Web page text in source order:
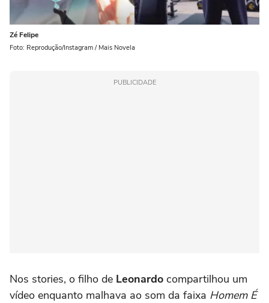
Zé Felipe
Foto: Reprodução/Instagram / Mais Novela
PUBLICIDADE
Nos stories, o filho de Leonardo compartilhou um
vídeo enquanto malhava ao som da faixa Homem É